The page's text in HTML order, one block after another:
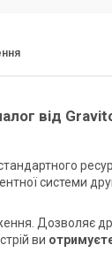
від
системи
Дозволяє
ви